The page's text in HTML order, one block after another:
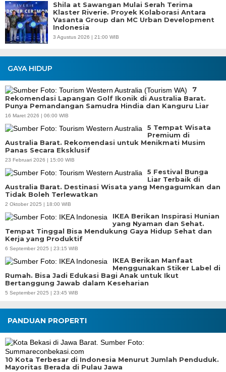
Shila at Sawangan Mulai Serah Terima
Klaster Riverie. Proyek Kolaborasi Antara
Vasanta Group dan MC Urban Development
Indonesia
3 Agustus 2026 | 21:00 WIB
GAYA HIDUP
7
Rekomendasi Lapangan Golf Ikonik di Australia Barat.
Punya Pemandangan Samudra Hindia dan Kanguru Liar
16 Maret 2026 | 06:00 WIB
5 Tempat Wisata
Premium di
Australia Barat. Rekomendasi untuk Menikmati Musim
Panas Secara Eksklusif
23 Februari 2026 | 15:00 WIB
5 Festival Bunga
Liar Terbaik di
Australia Barat. Destinasi Wisata yang Mengagumkan dan
Tidak Boleh Terlewatkan
2 Oktober 2025 | 18:00 WIB
IKEA Berikan Inspirasi Hunian
yang Nyaman dan Sehat.
Tempat Tinggal Bisa Mendukung Gaya Hidup Sehat dan
Kerja yang Produktif
6 September 2025 | 23:15 WIB
IKEA Berikan Manfaat
Menggunakan Stiker Label di
Rumah. Bisa Jadi Edukasi Bagi Anak untuk Ikut
Bertanggung Jawab dalam Keseharian
5 September 2025 | 23:45 WIB
PANDUAN PROPERTI
10 Kota Terbesar di Indonesia Menurut Jumlah Penduduk.
Mayoritas Berada di Pulau Jawa